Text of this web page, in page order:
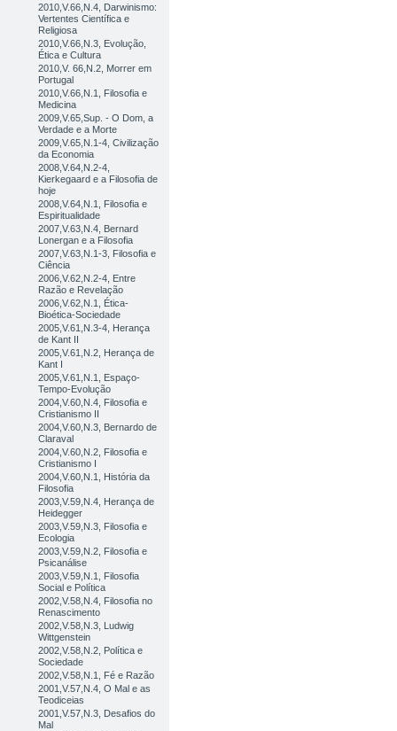
2010,V.66,N.4, Darwinismo:
Vertentes Científica e
Religiosa
2010,V.66,N.3, Evolução,
Ética e Cultura
2010,V. 66,N.2, Morrer em
Portugal
2010,V.66,N.1, Filosofia e
Medicina
2009,V.65,Sup. - O Dom, a
Verdade e a Morte
2009,V.65,N.1-4, Civilização
da Economia
2008,V.64,N.2-4,
Kierkegaard e a Filosofia de
hoje
2008,V.64,N.1, Filosofia e
Espiritualidade
2007,V.63,N.4, Bernard
Lonergan e a Filosofia
2007,V.63,N.1-3, Filosofia e
Ciência
2006,V.62,N.2-4, Entre
Razão e Revelação
2006,V.62,N.1, Ética-
Bioética-Sociedade
2005,V.61,N.3-4, Herança
de Kant II
2005,V.61,N.2, Herança de
Kant I
2005,V.61,N.1, Espaço-
Tempo-Evolução
2004,V.60,N.4, Filosofia e
Cristianismo II
2004,V.60,N.3, Bernardo de
Claraval
2004,V.60,N.2, Filosofia e
Cristianismo I
2004,V.60,N.1, História da
Filosofia
2003,V.59,N.4, Herança de
Heidegger
2003,V.59,N.3, Filosofia e
Ecologia
2003,V.59,N.2, Filosofia e
Psicanálise
2003,V.59,N.1, Filosofia
Social e Política
2002,V.58,N.4, Filosofia no
Renascimento
2002,V.58,N.3, Ludwig
Wittgenstein
2002,V.58,N.2, Política e
Sociedade
2002,V.58,N.1, Fé e Razão
2001,V.57,N.4, O Mal e as
Teodiceias
2001,V.57,N.3, Desafios do
Mal